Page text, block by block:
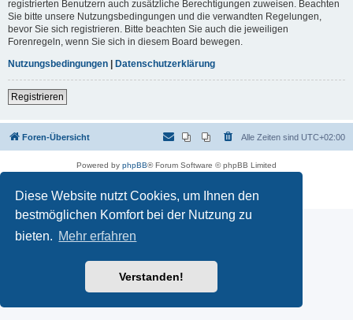
Diese Website nutzt Cookies, um Ihnen den
bestmöglichen Komfort bei der Nutzung zu
bieten. Mehr erfahren
Verstanden!
registrierten Benutzern auch zusätzliche Berechtigungen zuweisen. Beachten
Sie bitte unsere Nutzungsbedingungen und die verwandten Regelungen,
bevor Sie sich registrieren. Bitte beachten Sie auch die jeweiligen
Forenregeln, wenn Sie sich in diesem Board bewegen.
Nutzungsbedingungen | Datenschutzerklärung
Registrieren
Foren-Übersicht Alle Zeiten sind UTC+02:00
Powered by phpBB® Forum Software © phpBB Limited
Datenschutz|Nutzungsbedingungen